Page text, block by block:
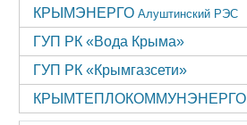
КРЫМЭНЕРГО Алуштинский РЭС
ГУП РК «Вода Крыма»
ГУП РК «Крымгазсети»
КРЫМТЕПЛОКОММУНЭНЕРГО